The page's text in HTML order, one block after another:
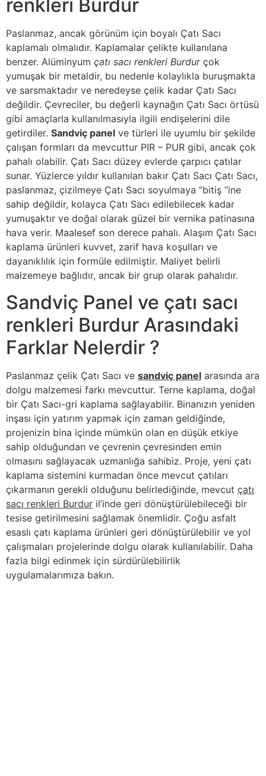
renkleri Burdur
Paslanmaz, ancak görünüm için boyalı Çatı Sacı
kaplamalı olmalıdır. Kaplamalar çelikte kullanılana
benzer. Alüminyum çatı sacı renkleri Burdurçok
yumuşak bir metaldir, bu nedenle kolaylıkla buruşmakta
ve sarsmaktadır ve neredeyse çelik kadar Çatı Sacı
değildir. Çevreciler, bu değerli kaynağın Çatı Sacı örtüsü
gibi amaçlarla kullanılmasıyla ilgili endişelerini dile
getirdiler. Sandviç panel ve türleri ile uyumlu bir şekilde
çalışan formları da mevcuttur PIR – PUR gibi, ancak çok
pahalı olabilir. Çatı Sacı düzey evlerde çarpıcı çatılar
sunar. Yüzlerce yıldır kullanılan bakır Çatı Sacı Çatı Sacı,
paslanmaz, çizilmeye Çatı Sacı soyulmaya “bitiş “ine
sahip değildir, kolayca Çatı Sacı edilebilecek kadar
yumuşaktır ve doğal olarak güzel bir vernika patinasına
hava verir. Maalesef son derece pahalı. Alaşım Çatı Sacı
kaplama ürünleri kuvvet, zarif hava koşulları ve
dayanıklılık için formüle edilmiştir. Maliyet belirli
malzemeye bağlıdır, ancak bir grup olarak pahalıdır.
Sandviç Panel ve çatı sacı
renkleri Burdur Arasındaki
Farklar Nelerdir ?
Paslanmaz çelik Çatı Sacı ve sandviç panel arasında ara
dolgu malzemesi farkı mevcuttur. Terne kaplama, doğal
bir Çatı Sacı-gri kaplama sağlayabilir. Binanızın yeniden
inşası için yatırım yapmak için zaman geldiğinde,
projenizin bina içinde mümkün olan en düşük etkiye
sahip olduğundan ve çevrenin çevresinden emin
olmasını sağlayacak uzmanlığa sahibiz. Proje, yeni çatı
kaplama sistemini kurmadan önce mevcut çatıları
çıkarmanın gerekli olduğunu belirlediğinde, mevcut çatı
sacı renkleri Burdur il’inde geri dönüştürülebileceği bir
tesise getirilmesini sağlamak önemlidir. Çoğu asfalt
esaslı çatı kaplama ürünleri geri dönüştürülebilir ve yol
çalışmaları projelerinde dolgu olarak kullanılabilir. Daha
fazla bilgi edinmek için sürdürülebilirlik
uygulamalarımıza bakın.